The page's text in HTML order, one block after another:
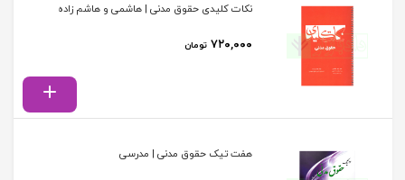
نکات کلیدی حقوق مدنی | هاشمی و هاشم زاده
۷۲۰,۰۰۰ تومان
هفت تیک حقوق مدنی | مدرسی